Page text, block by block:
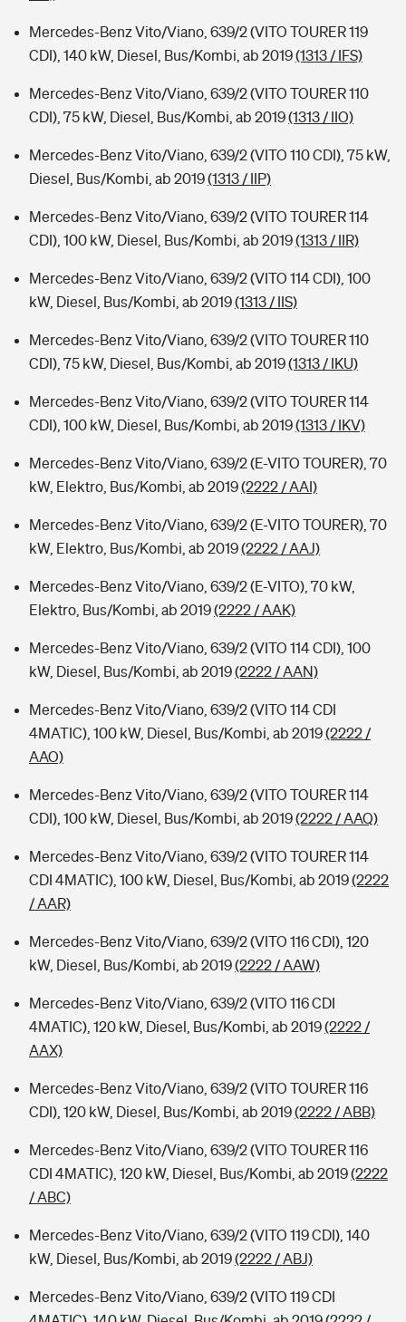
Mercedes-Benz Vito/Viano, 639/2 (VITO TOURER 119
CDI), 140 kW, Diesel, Bus/Kombi, ab 2019(1313 / IFS)
Mercedes-Benz Vito/Viano, 639/2 (VITO TOURER 110
CDI), 75 kW, Diesel, Bus/Kombi, ab 2019(1313 / IIO)
Mercedes-Benz Vito/Viano, 639/2 (VITO 110 CDI), 75 kW,
Diesel, Bus/Kombi, ab 2019(1313 / IIP)
Mercedes-Benz Vito/Viano, 639/2 (VITO TOURER 114
CDI), 100 kW, Diesel, Bus/Kombi, ab 2019(1313 / IIR)
Mercedes-Benz Vito/Viano, 639/2 (VITO 114 CDI), 100
kW, Diesel, Bus/Kombi, ab 2019(1313 / IIS)
Mercedes-Benz Vito/Viano, 639/2 (VITO TOURER 110
CDI), 75 kW, Diesel, Bus/Kombi, ab 2019(1313 / IKU)
Mercedes-Benz Vito/Viano, 639/2 (VITO TOURER 114
CDI), 100 kW, Diesel, Bus/Kombi, ab 2019(1313 / IKV)
Mercedes-Benz Vito/Viano, 639/2 (E-VITO TOURER), 70
kW, Elektro, Bus/Kombi, ab 2019(2222 / AAI)
Mercedes-Benz Vito/Viano, 639/2 (E-VITO TOURER), 70
kW, Elektro, Bus/Kombi, ab 2019(2222 / AAJ)
Mercedes-Benz Vito/Viano, 639/2 (E-VITO), 70 kW,
Elektro, Bus/Kombi, ab 2019(2222 / AAK)
Mercedes-Benz Vito/Viano, 639/2 (VITO 114 CDI), 100
kW, Diesel, Bus/Kombi, ab 2019(2222 / AAN)
Mercedes-Benz Vito/Viano, 639/2 (VITO 114 CDI
4MATIC), 100 kW, Diesel, Bus/Kombi, ab 2019(2222 /
AAO)
Mercedes-Benz Vito/Viano, 639/2 (VITO TOURER 114
CDI), 100 kW, Diesel, Bus/Kombi, ab 2019(2222 / AAQ)
Mercedes-Benz Vito/Viano, 639/2 (VITO TOURER 114
CDI 4MATIC), 100 kW, Diesel, Bus/Kombi, ab 2019(2222
/ AAR)
Mercedes-Benz Vito/Viano, 639/2 (VITO 116 CDI), 120
kW, Diesel, Bus/Kombi, ab 2019(2222 / AAW)
Mercedes-Benz Vito/Viano, 639/2 (VITO 116 CDI
4MATIC), 120 kW, Diesel, Bus/Kombi, ab 2019(2222 /
AAX)
Mercedes-Benz Vito/Viano, 639/2 (VITO TOURER 116
CDI), 120 kW, Diesel, Bus/Kombi, ab 2019(2222 / ABB)
Mercedes-Benz Vito/Viano, 639/2 (VITO TOURER 116
CDI 4MATIC), 120 kW, Diesel, Bus/Kombi, ab 2019(2222
/ ABC)
Mercedes-Benz Vito/Viano, 639/2 (VITO 119 CDI), 140
kW, Diesel, Bus/Kombi, ab 2019(2222 / ABJ)
Mercedes-Benz Vito/Viano, 639/2 (VITO 119 CDI